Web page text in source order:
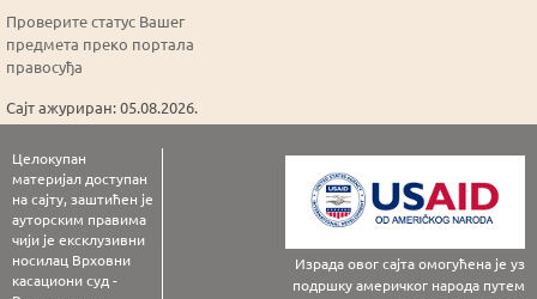
Проверите статус Вашег
предмета преко портала
правосуђа
Сајт ажуриран: 05.08.2026.
Целокупан
материјал доступан
на сајту, заштићен је
ауторским правима
чији је ексклузивни
носилац Врховни
касациони суд -
Израда овог сајта омогућена је уз
подршку америчког народа путем